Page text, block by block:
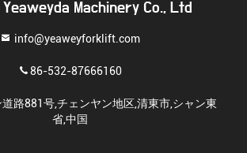
Yeaweyda Machinery Co., Ltd
info@yeaweyforklift.com
86-532-87666160
路881号,チェンヤン地区,清東市,シャン東
省,中国